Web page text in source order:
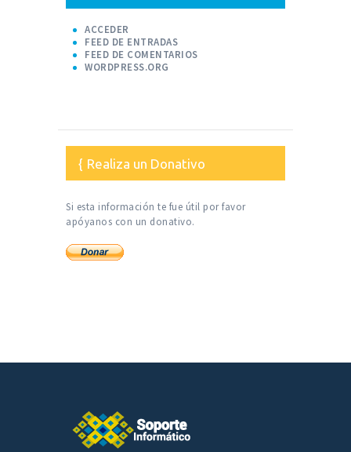
ACCEDER
FEED DE ENTRADAS
FEED DE COMENTARIOS
WORDPRESS.ORG
Realiza un Donativo
Si esta información te fue útil por favor
apóyanos con un donativo.